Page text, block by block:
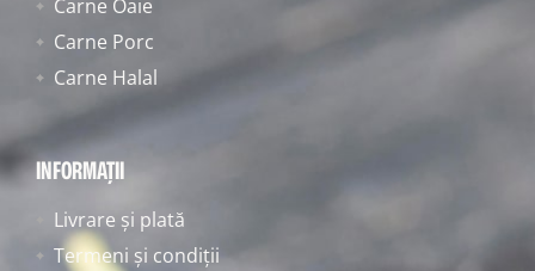
Carne Oaie
Carne Porc
Carne Halal
INFORMAȚII
Livrare și plată
Termeni și condiții